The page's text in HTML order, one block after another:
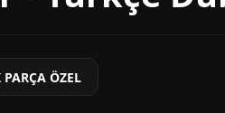
PARÇA ÖZEL